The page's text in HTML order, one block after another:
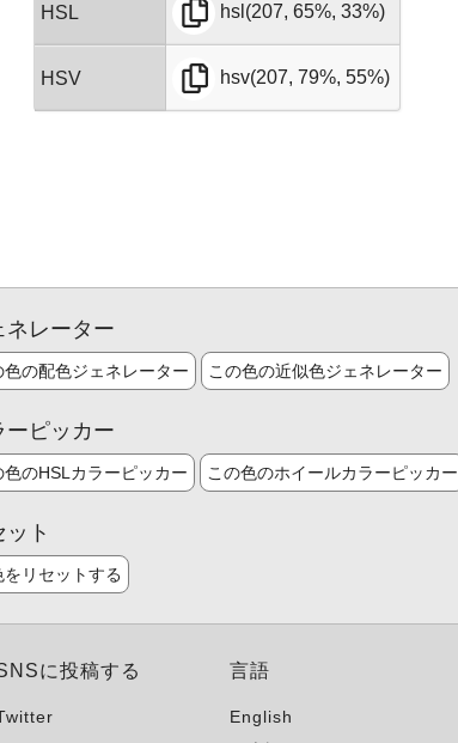
HSL hsl(207, 65%, 33%)
HSV hsv(207, 79%, 55%)
ネレーター
色の配色ジェネレーター この色の近似色ジェネレーター
ーピッカー
色のHSLカラーピッカー この色のホイールカラーピッカー
ット
をリセットする
に投稿する 言語
English